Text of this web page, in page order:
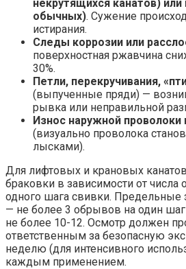
некрутящихся канатов) или
обычных). Сужение
истирания.
Следы коррозии или
поверхностная ржавчина
30%.
Петли, перекручивания,
(выпученные пряди) —
рывка или неправильной
Износ наружной проволоки
(визуально проволока
лысками).
Для лифтовых и крановых
браковки в зависимости от
одного шага свивки. Предельные
— не более 3 обрывов на один
не более 10-12. Осмотр должен
ответственным за безопасную
неделю (для интенсивного
каждым применением.